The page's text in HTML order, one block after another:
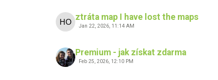
ztráta map I have lost the maps
Jan 22, 2026, 11:14 AM
Premium - jak získat zdarma
Feb 25, 2026, 12:10 PM